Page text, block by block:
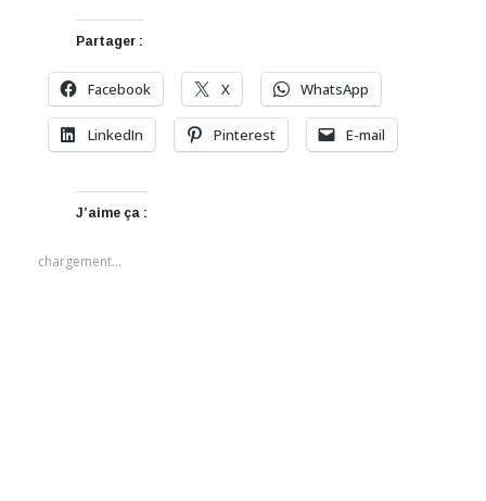
Partager :
Facebook X WhatsApp
LinkedIn Pinterest E-mail
J’aime ça :
chargement…